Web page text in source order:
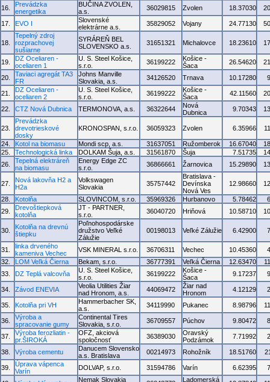
16.
Prevádzka
energetika
BUČINA ZVOLEN,
a.s.
36029815 Zvolen 18.37030
17. EVO I
Slovenské
elektrárne a.s.
35829052 Vojany 24.77130
18.
Tepelný zdroj
rozprachovej
sušiarne
SYRÁREŇ BEL
SLOVENSKO a.s.
31651321 Michalovce 18.23610
19.
DZ Oceliaren -
oceliaren 1
U. S. Steel Košice,
s.r.o.
36199222
Košice -
Šaca
26.54620
20.
Taviaci agregát TA3
FR
Johns Manville
Slovakia, a.s.
34126520 Trnava 10.17280
21.
DZ Oceliaren -
oceliaren 2
U. S. Steel Košice,
s.r.o.
36199222
Košice -
Šaca
42.11560
22. CTZ Nová Dubnica TERMONOVA, a.s. 36322644
Nová
Dubnica
9.70343
23.
Prevádzka
drevotrieskové
dosky
KRONOSPAN, s.r.o. 36059323 Zvolen 6.35966
24. Kotol na biomasu Mondi scp, a.s. 31637051 Ružomberok 16.67040
25.
Technologická linka DOLKAM Šuja, a.s. 31561870 Šuja 7.51735
26.
Tepelná elektráreň
na biomasu
Energy Edge ZC
s.r.o.
36866661 Žarnovica 15.29890
27.
Nová lakovňa H2 a
H2a
Volkswagen
Slovakia
35757442
Bratislava -
Devínska
Nová Ves
12.98660
28. Kotolňa SLOVINCOM, s.r.o. 35969326 Hurbanovo 5.78462
29.
Drevoštiepková
kotolňa
JT - PARTNER,
s.r.o.
36040720 Hriňová 10.58710
30.
Kotolňa na drevnú
štiepku
Poľnohospodárske
družstvo Veľké
Zálužie
00198013 Veľké Zálužie 6.42900
31.
linka drveného
kameniva Vechec
VSK MINERAL s.r.o. 36706311 Vechec 10.45360
32.
LOM Veľká Čierna Bekam, s.r.o. 36777391 Veľká Čierna 12.63470
33.
DZ Teplá valcovňa
U. S. Steel Košice,
s.r.o.
36199222
Košice -
Šaca
9.17237
34. Závod ENEVIA
Veolia Utilities Žiar
nad Hronom, a.s.
44069472
Žiar nad
Hronom
4.12129
35. Kotolňa pri VH
Hammerbacher SK,
a.s.
34119990 Pukanec 8.98796
36.
Výroba a
spracovanie gumy
Continental Tires
Slovakia, s.r.o.
36709557 Púchov 9.80472
37.
Výroba ferozliatin -
pr.ŠIROKÁ
OFZ, akciová
spoločnosť
36389030
Oravský
Podzámok
7.71992
38. Výroba cementu
Danucem Slovensko
a.s. Bratislava
00214973 Rohožník 18.51760
39.
Úprava vápenca
Varín
DOLVAP, s.r.o. 31594786 Varín 6.62395
Nemak Slovakia
Ladomerská